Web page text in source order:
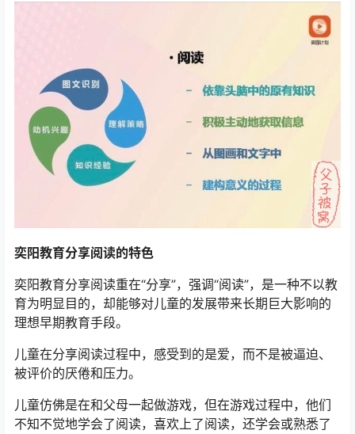
奕阳教育分享阅读的特色
奕阳教育分享阅读重在“分享”，强调“阅读”，是一种不以教
育为明显目的，却能够对儿童的发展带来长期巨大影响的
理想早期教育手段。
儿童在分享阅读过程中，感受到的是爱，而不是被逼迫、
被评价的厌倦和压力。
儿童仿佛是在和父母一起做游戏，但在游戏过程中，他们
不知不觉地学会了阅读，喜欢上了阅读，还学会或熟悉了